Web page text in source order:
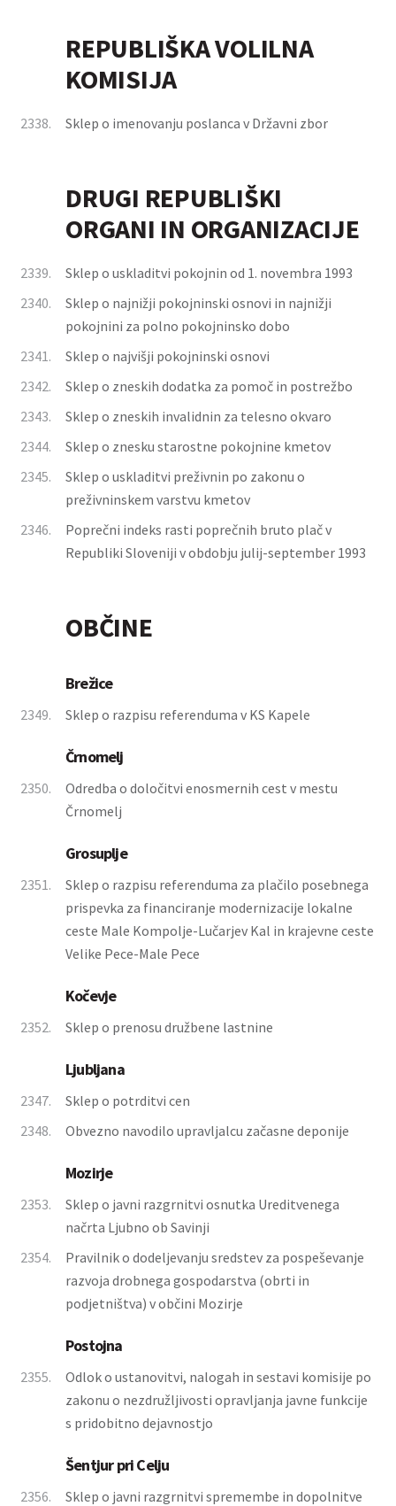
REPUBLIŠKA VOLILNA
KOMISIJA
2338. Sklep o imenovanju poslanca v Državni zbor
DRUGI REPUBLIŠKI
ORGANI IN ORGANIZACIJE
2339.
Sklep o uskladitvi pokojnin od 1. novembra 1993
2340.
Sklep o najnižji pokojninski osnovi in najnižji
pokojnini za polno pokojninsko dobo
2341.
Sklep o najvišji pokojninski osnovi
2342.
Sklep o zneskih dodatka za pomoč in postrežbo
2343.
Sklep o zneskih invalidnin za telesno okvaro
2344.
Sklep o znesku starostne pokojnine kmetov
2345.
Sklep o uskladitvi preživnin po zakonu o
preživninskem varstvu kmetov
2346.
Poprečni indeks rasti poprečnih bruto plač v
Republiki Sloveniji v obdobju julij-september 1993
OBČINE
Brežice
2349. Sklep o razpisu referenduma v KS Kapele
Črnomelj
2350.
Odredba o določitvi enosmernih cest v mestu
Črnomelj
Grosuplje
2351.
Sklep o razpisu referenduma za plačilo posebnega
prispevka za financiranje modernizacije lokalne
ceste Male Kompolje-Lučarjev Kal in krajevne ceste
Velike Pece-Male Pece
Kočevje
2352. Sklep o prenosu družbene lastnine
Ljubljana
2347.
Sklep o potrditvi cen
2348.
Obvezno navodilo upravljalcu začasne deponije
Mozirje
2353.
Sklep o javni razgrnitvi osnutka Ureditvenega
načrta Ljubno ob Savinji
2354.
Pravilnik o dodeljevanju sredstev za pospeševanje
razvoja drobnega gospodarstva (obrti in
podjetništva) v občini Mozirje
Postojna
2355.
Odlok o ustanovitvi, nalogah in sestavi komisije po
zakonu o nezdružljivosti opravljanja javne funkcije
s pridobitno dejavnostjo
Šentjur pri Celju
2356.
Sklep o javni razgrnitvi spremembe in dopolnitve